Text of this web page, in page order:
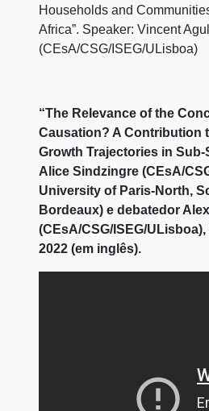
Households and
Africa”. Speaker: Vincent
(CEsA/CSG/ISEG/ULisboa)
“The Relevance of the
Causation? A Contribution
Growth Trajectories in Sub-
Alice Sindzingre (CEsA/
University of Paris-North,
Bordeaux) e debatedor
(CEsA/CSG/ISEG/
2022 (em inglês).